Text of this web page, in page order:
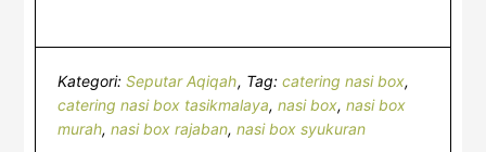
Kategori:Seputar Aqiqah Tag:catering nasi box,
catering nasi box tasikmalaya,nasi box,nasi box
murah,nasi box rajaban,nasi box syukuran